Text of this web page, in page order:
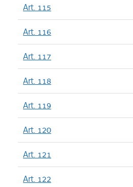
Art. 115
Art. 116
Art. 117
Art. 118
Art. 119
Art. 120
Art. 121
Art. 122